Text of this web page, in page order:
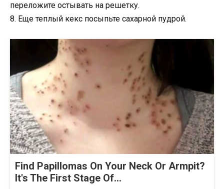
переложите остывать на решетку.
8. Еще теплый кекс посыпьте сахарной пудрой.
Find Papillomas On Your Neck Or Armpit?
It's The First Stage Of...